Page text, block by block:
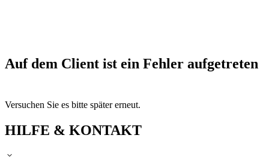
Auf dem Client ist ein Fehler aufgetreten
Versuchen Sie es bitte später erneut.
HILFE & KONTAKT